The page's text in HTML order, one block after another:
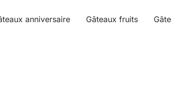
anniversaire Gâteaux fruits